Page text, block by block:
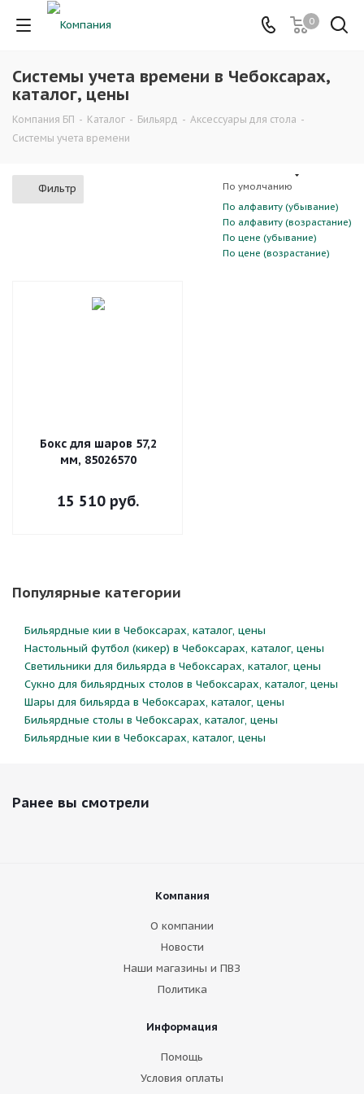
0
Системы учета времени в Чебоксарах,
каталог, цены
Компания БП - Каталог - Бильярд - Аксессуары для стола -
Системы учета времени
Фильтр
По умолчанию
По алфавиту (убывание)
По алфавиту (возрастание)
По цене (убывание)
По цене (возрастание)
Бокс для шаров 57,2
мм, 85026570
15 510 руб.
Популярные категории
Бильярдные кии в Чебоксарах, каталог, цены
Настольный футбол (кикер) в Чебоксарах, каталог, цены
Светильники для бильярда в Чебоксарах, каталог, цены
Сукно для бильярдных столов в Чебоксарах, каталог, цены
Шары для бильярда в Чебоксарах, каталог, цены
Бильярдные столы в Чебоксарах, каталог, цены
Бильярдные кии в Чебоксарах, каталог, цены
Ранее вы смотрели
Компания
О компании
Новости
Наши магазины и ПВЗ
Политика
Информация
Помощь
Условия оплаты